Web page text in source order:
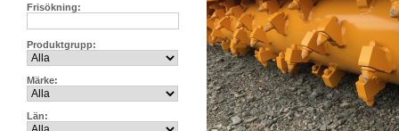
Frisökning:
Produktgrupp:
Märke:
Län: